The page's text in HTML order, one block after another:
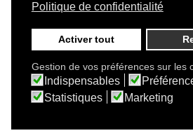
Politique de confidentialité
Activer tout
Gestion de vos préférences sur les
Indispensables
Statistiques
Marketing
Politique de confidentialité